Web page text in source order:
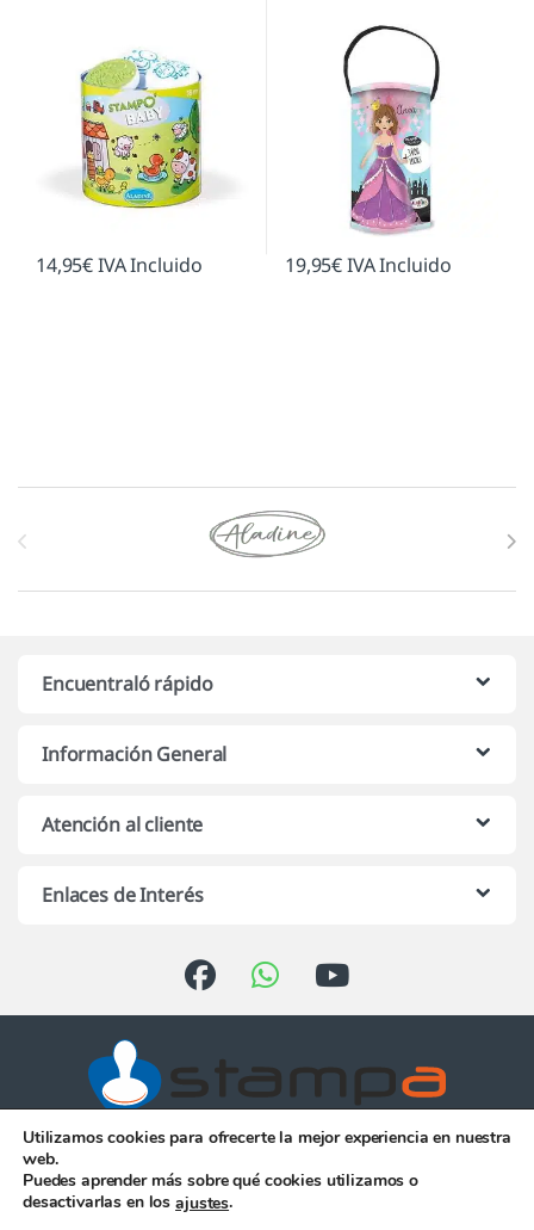
14,95€IVA Incluido 19,95€IVA Incluido
Marcas De Carrusel
Encuentraló rápido
Información General
Atención al cliente
Enlaces de Interés
Atención telefónica de 10:00 h.
a 13:00 h. de Lunes a Viernes
956 344 058
Utilizamos cookies para ofrecerte la mejor experiencia en nuestra
web.
Puedes aprender más sobre qué cookies utilizamos o
desactivarlas en losajustes.